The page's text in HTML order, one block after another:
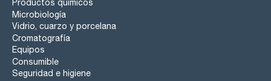
Productos químicos
Microbiología
Vidrio, cuarzo y porcelana
Cromatografía
Equipos
Consumible
Seguridad e higiene